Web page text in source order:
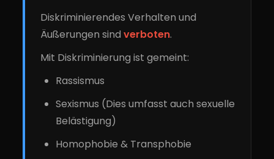
Diskriminierendes Verhalten und
Äußerungen sindverboten.
Mit Diskriminierung ist gemeint:
Rassismus
Sexismus (Dies umfasst auch sexuelle
Belästigung)
Homophobie & Transphobie